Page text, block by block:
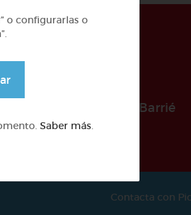
de la Fundación Barrié
Contacta con
o configurarlas o
Saber más.